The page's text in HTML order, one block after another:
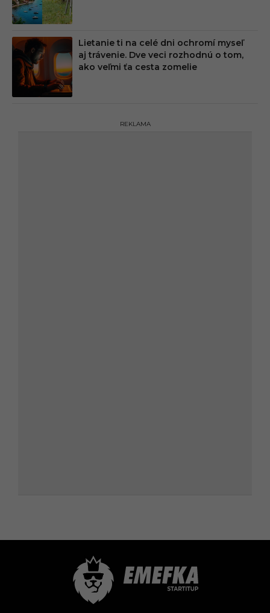
Lietanie ti na celé dni ochromí myseľ
aj trávenie. Dve veci rozhodnú o tom,
ako veľmi ťa cesta zomelie
REKLAMA